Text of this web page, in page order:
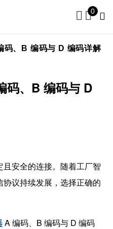
0
码、B 编码与 D 编码详解
码、B 编码与 D
安全的连接。随着工厂智
议持续发展，选择正确的
A 编码、B 编码与 D 编码